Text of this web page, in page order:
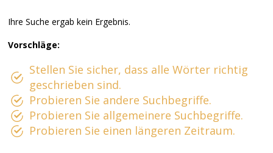
Ihre Suche ergab kein Ergebnis.
Vorschläge:
Stellen Sie sicher, dass alle Wörter richtig
geschrieben sind.
Probieren Sie andere Suchbegriffe.
Probieren Sie allgemeinere Suchbegriffe.
Probieren Sie einen längeren Zeitraum.